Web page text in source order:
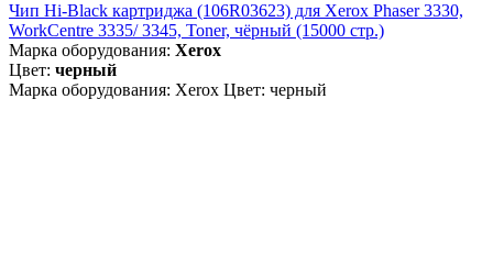
Чип Hi-Black картриджа (106R03623) для Xerox Phaser 3330,
WorkCentre 3335/ 3345, Toner, чёрный (15000 стр.)
Марка оборудования: Xerox
Цвет: черный
Марка оборудования: Xerox Цвет: черный